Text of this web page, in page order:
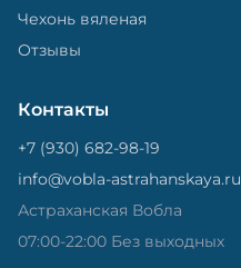
Чехонь вяленая
Отзывы
Контакты
+7 (930) 682-98-19
info@vobla-astrahanskaya.ru
Астраханская Вобла
07:00-22:00 Без выходных